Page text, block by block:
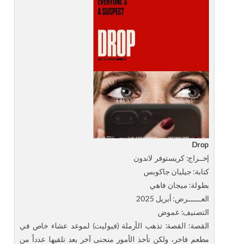
Drop
إخــراج: كريستوفر لاندون
كتابة: جيليان جاكوبس
بطولة: ميجان فاهي
العـــــــرض: أبريل 2025
التصنيف: غموض
القصة: القصة: تذهب الأرملة (فيوليت) لموعد عشاء خاص في
مطعم فاخر، ولكن تأخذ الأمور منحنى آخر بعد تلقيها عدداً من